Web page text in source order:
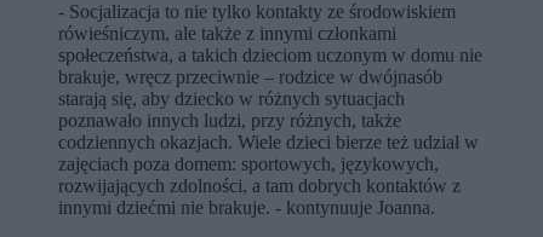
- Socjalizacja to nie tylko kontakty ze środowiskiem
rówieśniczym, ale także z innymi członkami
społeczeństwa, a takich dzieciom uczonym w domu nie
brakuje, wręcz przeciwnie – rodzice w dwójnasób
starają się, aby dziecko w różnych sytuacjach
poznawało innych ludzi, przy różnych, także
codziennych okazjach. Wiele dzieci bierze też udział w
zajęciach poza domem: sportowych, językowych,
rozwijających zdolności, a tam dobrych kontaktów z
innymi dziećmi nie brakuje. - kontynuuje Joanna.